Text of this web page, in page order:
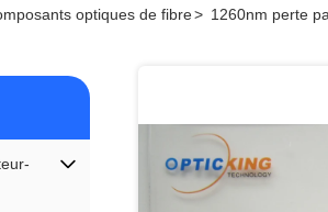
optiques de fibre> 1260nm perte